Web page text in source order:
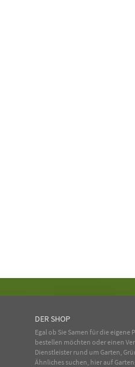
DER SHOP
Egal ob Sie Samen für die eigene
bestellen möchten oder einen
Dienstleister rund um Garten,
Ähnliches suchen, hier auf